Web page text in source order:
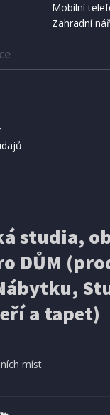
CY5910600 Síť proti
210 x 100 cm
Mobilní
Zahradní
studia,
DŮM
a tapet)
míst